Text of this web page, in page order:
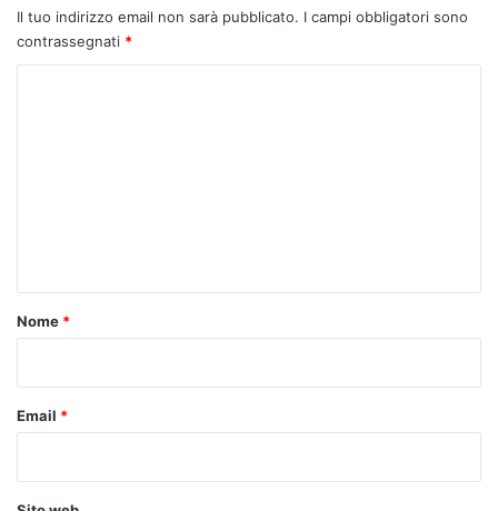
Il tuo indirizzo email non sarà pubblicato. I campi obbligatori sono
contrassegnati *
o
Nome *
Email *